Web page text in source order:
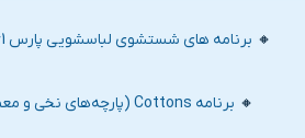
برنامه های شستشوی لباسشویی پارس 1061
برنامه Cottons (پارچه‌های نخی و معمولی)